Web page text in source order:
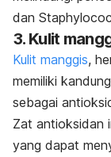
dan
3. Kulit
Kulit manggis,
memiliki
sebagai
Zat antioksidan
yang dapat